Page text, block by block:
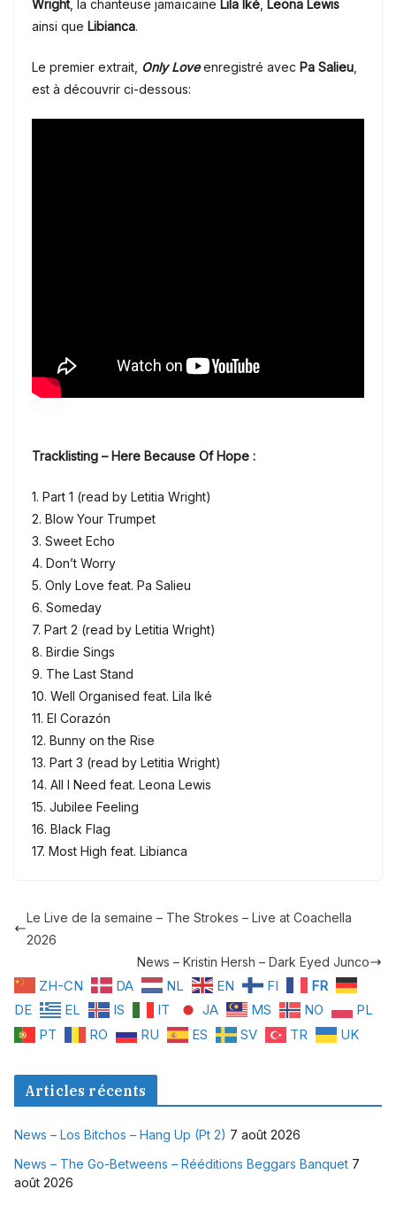
Wright, la chanteuse jamaïcaine Lila Iké Leona Lewis
ainsi que Libianca.
Le premier extrait, Only Loveenregistré avec Pa Salieu
est à découvrir ci-dessous:
Tracklisting – Here Because Of Hope :
1. Part 1 (read by Letitia Wright)
2. Blow Your Trumpet
3. Sweet Echo
4. Don’t Worry
5. Only Love feat. Pa Salieu
6. Someday
7. Part 2 (read by Letitia Wright)
8. Birdie Sings
9. The Last Stand
10. Well Organised feat. Lila Iké
11. El Corazón
12. Bunny on the Rise
13. Part 3 (read by Letitia Wright)
14. All I Need feat. Leona Lewis
15. Jubilee Feeling
16. Black Flag
17. Most High feat. Libianca
Le Live de la semaine – The Strokes – Live at Coachella
2026
News – Kristin Hersh – Dark Eyed Junco
ZH-CN DA NL EN FI
FR
DE
EL IS IT JA MS NO
PL
PT
RO RU ES SV TR UK
Articles récents
News – Los Bitchos – Hang Up (Pt 2) 7 août 2026
News – The Go-Betweens – Rééditions Beggars Banquet 7
août 2026